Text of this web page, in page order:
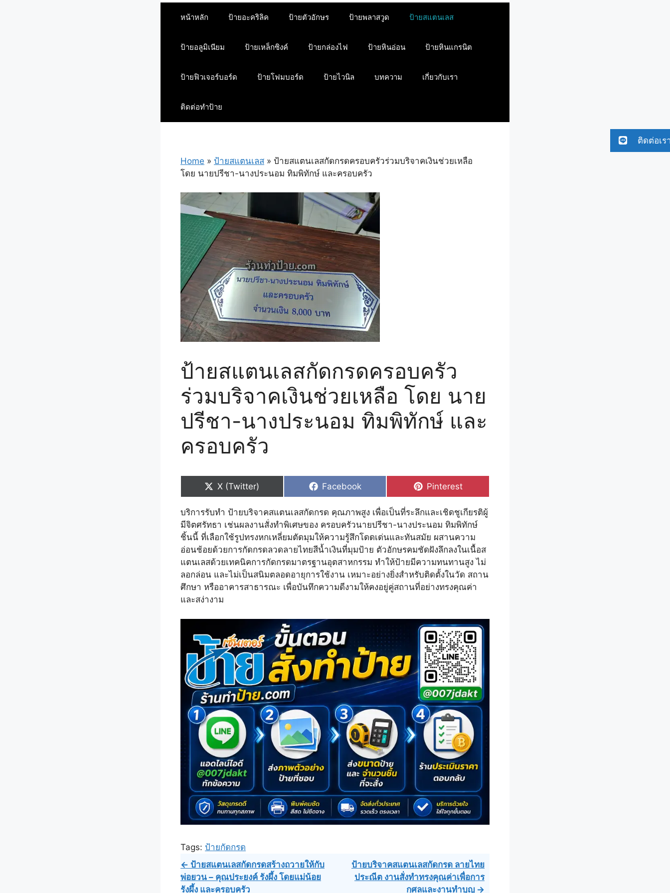
หน้าหลัก ป้ายอะคริลิค ป้ายตัวอักษร ป้ายพลาสวูด ป้ายสแตนเลส
ป้ายอลูมิเนียม ป้ายเหล็กซิงค์ ป้ายกล่องไฟ ป้ายหินอ่อน ป้ายหินแกรนิต
ป้ายฟิวเจอร์บอร์ด ป้ายโฟมบอร์ด ป้ายไวนิล บทความ เกี่ยวกับเรา
ติดต่อทำป้าย
Home » ป้ายสแตนเลส » ป้ายสแตนเลสกัดกรดครอบครัวร่วมบริจาคเงินช่วยเหลือ
โดย นายปรีชา-นางประนอม ทิมพิทักษ์ และครอบครัว
ป้ายสแตนเลสกัดกรดครอบครัว
ร่วมบริจาคเงินช่วยเหลือ โดย นาย
ปรีชา-นางประนอม ทิมพิทักษ์ และ
ครอบครัว
Share
X (Twitter)
Share
Facebook
Share
Pinterest
บริการรับทำ ป้ายบริจาคสแตนเลสกัดกรด คุณภาพสูง เพื่อเป็นที่ระลึกและเชิดชูเกียรติผู้
มีจิตศรัทธา เช่นผลงานสั่งทำพิเศษของ ครอบครัวนายปรีชา-นางประนอม ทิมพิทักษ์
ชิ้นนี้ ที่เลือกใช้รูปทรงหกเหลี่ยมตัดมุมให้ความรู้สึกโดดเด่นและทันสมัย ผสานความ
อ่อนช้อยด้วยการกัดกรดลวดลายไทยสีน้ำเงินที่มุมป้าย ตัวอักษรคมชัดฝังลึกลงในเนื้อส
แตนเลสด้วยเทคนิคการกัดกรดมาตรฐานอุตสาหกรรม ทำให้ป้ายมีความทนทานสูง ไม่
ลอกล่อน และไม่เป็นสนิมตลอดอายุการใช้งาน เหมาะอย่างยิ่งสำหรับติดตั้งในวัด สถาน
ศึกษา หรืออาคารสาธารณะ เพื่อบันทึกความดีงามให้คงอยู่คู่สถานที่อย่างทรงคุณค่า
และสง่างาม
Tags: ป้ายกัดกรด
Post
navigation
← ป้ายสแตนเลสกัดกรดสร้างถวายให้กับ
พ่อยวน – คุณประยงค์ รังผึ้ง โดยแม่น้อย
รังผึ้ง และครอบครัว
ป้ายบริจาคสแตนเลสกัดกรด ลายไทย
ประณีต งานสั่งทำทรงคุณค่าเพื่อการ
กุศลและงานทำบุญ →
ติดต่อเร